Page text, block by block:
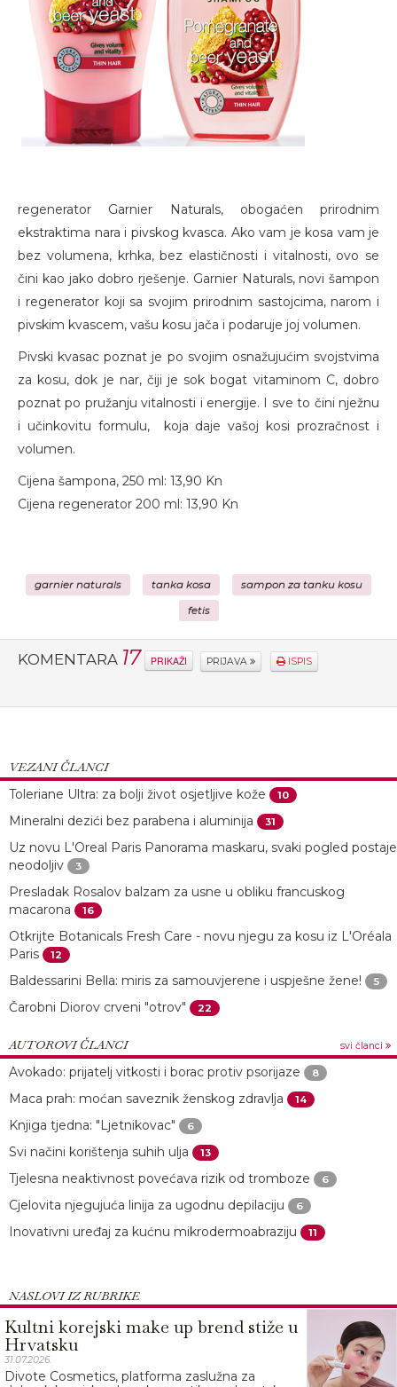
regenerator Garnier Naturals, obogaćen prirodnim
ekstraktima nara i pivskog kvasca. Ako vam je kosa vam je
bez volumena, krhka, bez elastičnosti i vitalnosti, ovo se
čini kao jako dobro rješenje. Garnier Naturals, novi šampon
i regenerator koji sa svojim prirodnim sastojcima, narom i
pivskim kvascem, vašu kosu jača i podaruje joj volumen.
Pivski kvasac poznat je po svojim osnažujućim svojstvima
za kosu, dok je nar, čiji je sok bogat vitaminom C, dobro
poznat po pružanju vitalnosti i energije. I sve to čini nježnu
i učinkovitu formulu, koja daje vašoj kosi prozračnost i
volumen.
Cijena šampona, 250 ml: 13,90 Kn
Cijena regenerator 200 ml: 13,90 Kn
garnier naturals tanka kosa sampon za tanku kosu
fetis
KOMENTARA 17 PRIKAŽI PRIJAVA ISPIS
VEZANI ČLANCI
Toleriane Ultra: za bolji život osjetljive kože
10
Mineralni dezići bez parabena i aluminija 31
Uz novu L'Oreal Paris Panorama maskaru, svaki pogled postaje
neodoljiv
3
Presladak Rosalov balzam za usne u obliku francuskog
macarona
16
Otkrijte Botanicals Fresh Care - novu njegu za kosu iz L'Oréala
Paris
12
Baldessarini Bella: miris za samouvjerene i uspješne žene! 5
Čarobni Diorov crveni "otrov" 22
AUTOROVI ČLANCI svi članci
Avokado: prijatelj vitkosti i borac protiv psorijaze 8
Maca prah: moćan saveznik ženskog zdravlja 14
Knjiga tjedna: "Ljetnikovac" 6
Svi načini korištenja suhih ulja 13
Tjelesna neaktivnost povećava rizik od tromboze 6
Cjelovita njegujuća linija za ugodnu depilaciju 6
Inovativni uređaj za kućnu mikrodermoabraziju 11
NASLOVI IZ RUBRIKE
Kultni korejski make up brend stiže u
Hrvatsku
31.07.2026.
Divote Cosmetics, platforma zaslužna za